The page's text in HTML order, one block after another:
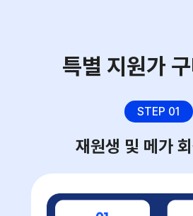
특별 지원가
STEP 01
재원생 및 메가